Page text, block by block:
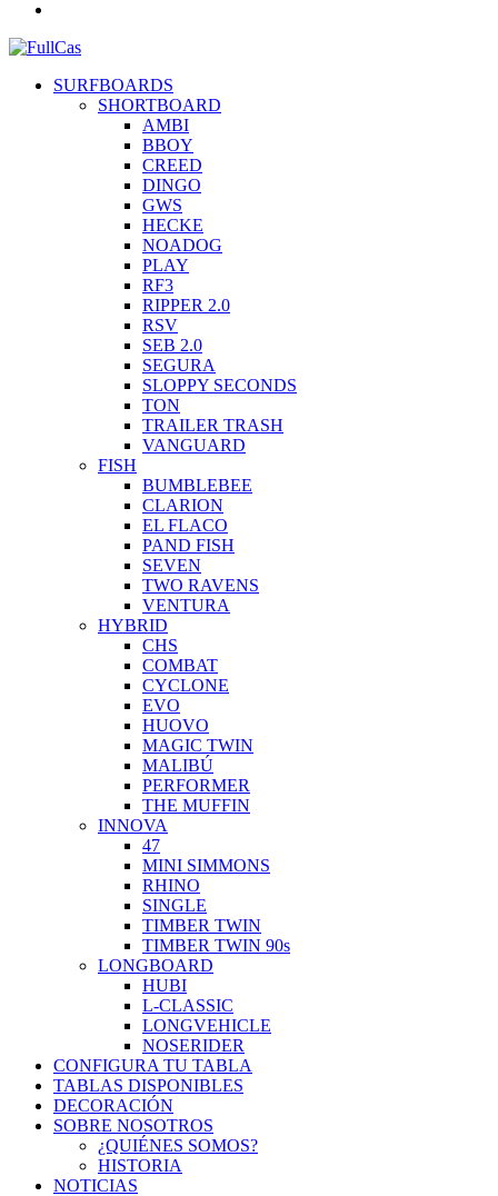
SURFBOARDS
SHORTBOARD
AMBI
BBOY
CREED
DINGO
GWS
HECKE
NOADOG
PLAY
RF3
RIPPER 2.0
RSV
SEB 2.0
SEGURA
SLOPPY SECONDS
TON
TRAILER TRASH
VANGUARD
FISH
BUMBLEBEE
CLARION
EL FLACO
PAND FISH
SEVEN
TWO RAVENS
VENTURA
HYBRID
CHS
COMBAT
CYCLONE
EVO
HUOVO
MAGIC TWIN
MALIBÚ
PERFORMER
THE MUFFIN
INNOVA
47
MINI SIMMONS
RHINO
SINGLE
TIMBER TWIN
TIMBER TWIN 90s
LONGBOARD
HUBI
L-CLASSIC
LONGVEHICLE
NOSERIDER
CONFIGURA TU TABLA
TABLAS DISPONIBLES
DECORACIÓN
SOBRE NOSOTROS
¿QUIÉNES SOMOS?
HISTORIA
NOTICIAS